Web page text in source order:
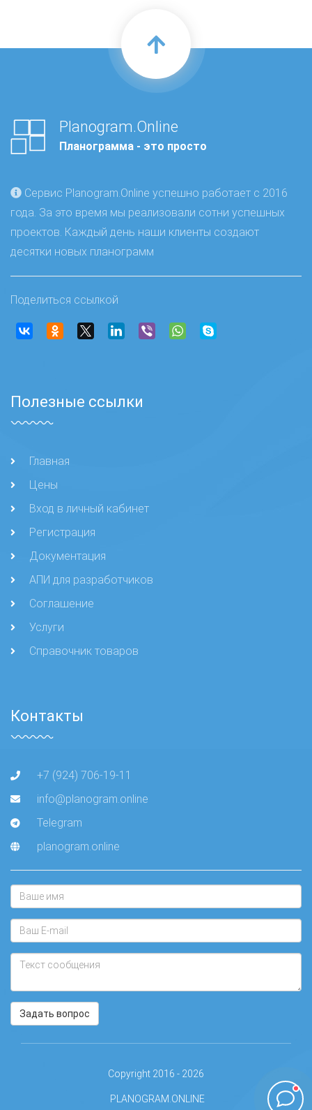
Planogram.Online
Планограмма - это просто
Сервис Planogram.Online успешно работает с 2016
года. За это время мы реализовали сотни успешных
проектов. Каждый день наши клиенты создают
десятки новых планограмм
Поделиться ссылкой
Полезные ссылки
Главная
Цены
Вход в личный кабинет
Регистрация
Документация
АПИ для разработчиков
Соглашение
Услуги
Справочник товаров
Контакты
+7 (924) 706-19-11
info@planogram.online
Telegram
planogram.online
Задать вопрос
Copyright 2016 - 2026
PLANOGRAM.ONLINE